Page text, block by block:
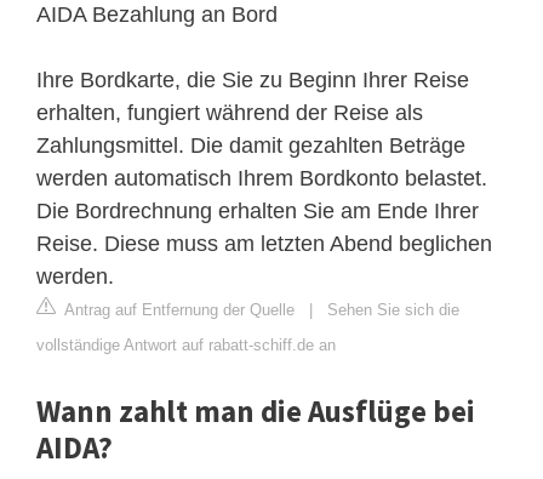
AIDA Bezahlung an Bord
Ihre Bordkarte, die Sie zu Beginn Ihrer Reise
erhalten, fungiert während der Reise als
Zahlungsmittel. Die damit gezahlten Beträge
werden automatisch Ihrem Bordkonto belastet.
Die Bordrechnung erhalten Sie am Ende Ihrer
Reise. Diese muss am letzten Abend beglichen
werden.
Antrag auf Entfernung der Quelle | Sehen Sie sich die
vollständige Antwort auf rabatt-schiff.de an
Wann zahlt man die Ausflüge bei
AIDA?